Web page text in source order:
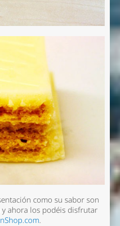
como su sabor son
ahora los podéis disfrutar
.